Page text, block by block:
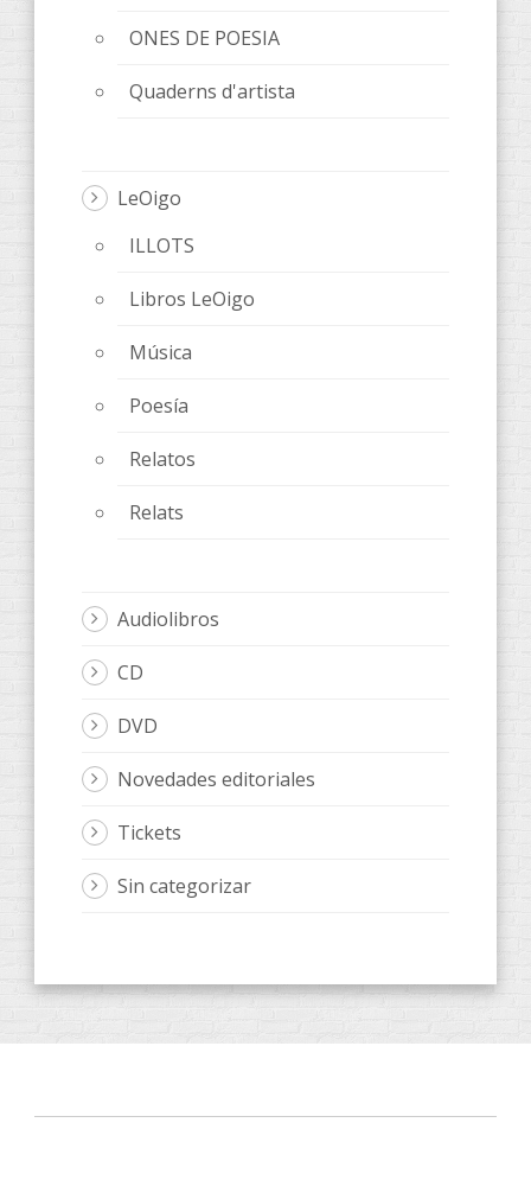
ONES DE POESIA
Quaderns d'artista
LeOigo
ILLOTS
Libros LeOigo
Música
Poesía
Relatos
Relats
Audiolibros
CD
DVD
Novedades editoriales
Tickets
Sin categorizar